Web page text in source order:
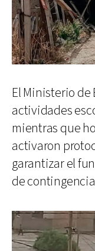
El Ministerio
actividades
mientras que
activaron
garantizar el
de